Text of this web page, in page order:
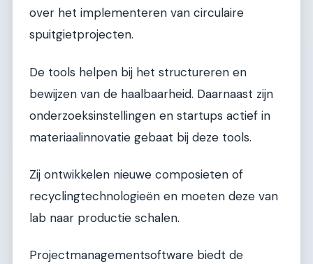
over het implementeren van circulaire
spuitgietprojecten.
De tools helpen bij het structureren en
bewijzen van de haalbaarheid. Daarnaast zijn
onderzoeksinstellingen en startups actief in
materiaalinnovatie gebaat bij deze tools.
Zij ontwikkelen nieuwe composieten of
recyclingtechnologieën en moeten deze van
lab naar productie schalen.
Projectmanagementsoftware biedt de